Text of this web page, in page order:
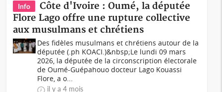
Info
Côte d'Ivoire : Oumé, la députée
Flore Lago offre une rupture collective
aux musulmans et chrétiens
Des fidèles musulmans et chrétiens autour de la
députée (.ph KOACI.)&nbsp;Le lundi 09 mars
2026, la députée de la circonscription électorale
de Oumé-Guépahouo docteur Lago Kouassi
Flore, a o...
il y a 4 mois